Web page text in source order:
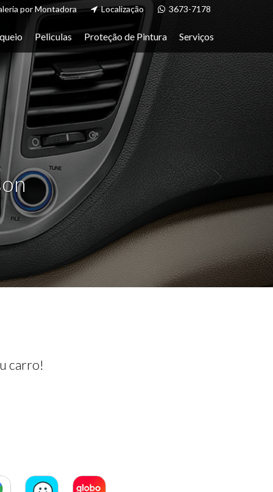
por Montadora Localização 3673-7178
Peliculas Proteção de Pintura Serviços
carro!